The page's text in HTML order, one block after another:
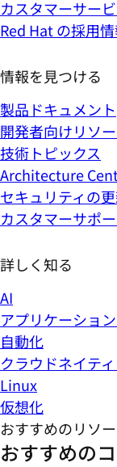
カスタマーサー
Red Hat の採用
情報を見つける
製品ドキュメント
開発者向けリソ
技術トピックス
Architecture
セキュリティの
カスタマーサポ
詳しく知る
AI
アプリケーショ
自動化
クラウドネイテ
Linux
仮想化
おすすめのリソ
おすすめの